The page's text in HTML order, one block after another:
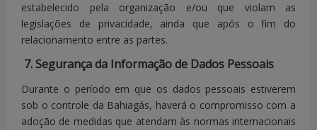
está
embasado na
contratual.
estabelecido pela organização e/ou que violam as
legislações de privacidade, ainda que após o fim do
relacionamento entre as partes.
7. Segurança da Informação de Dados Pessoais
Durante o período em que os dados pessoais estiverem
sob o controle da Bahiagás, haverá o compromisso com a
adoção de medidas que atendam às normas internacionais